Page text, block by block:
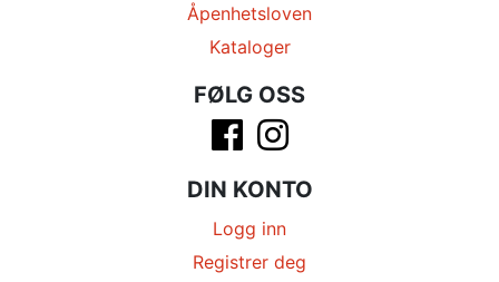
Åpenhetsloven
Kataloger
FØLG OSS
DIN KONTO
Logg inn
Registrer deg